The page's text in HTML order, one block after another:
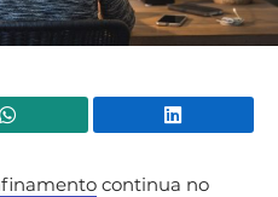
WhatsApp
continua no